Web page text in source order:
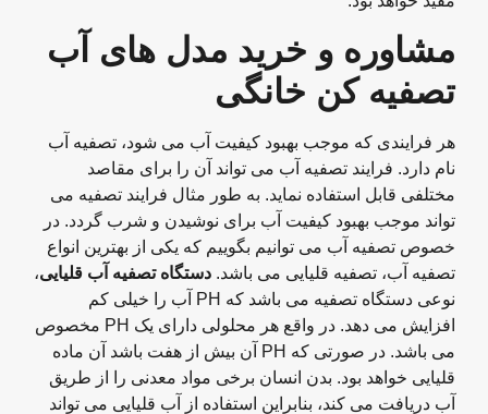
مشاوره و خرید مدل های آب
تصفیه کن خانگی
هر فرایندی که موجب بهبود کیفیت آب می شود، تصفیه آب
نام دارد. فرایند تصفیه آب می تواند آن را برای مقاصد
مختلفی قابل استفاده نماید. به طور مثال فرایند تصفیه می
تواند موجب بهبود کیفیت آب برای نوشیدن و شرب گردد. در
خصوص تصفیه آب می توانیم بگوییم که یکی از بهترین انواع
تصفیه آب، تصفیه قلیایی می باشد. دستگاه تصفیه آب قلیایی ،
نوعی دستگاه تصفیه می باشد که PH آب را خیلی کم
افزایش می دهد. در واقع هر محلولی دارای یک PH مخصوص
می باشد. در صورتی که PH آن بیش از هفت باشد آن ماده
قلیایی خواهد بود. بدن انسان برخی مواد معدنی را از طریق
آب دریافت می کند، بنابراین استفاده از آب قلیایی می تواند